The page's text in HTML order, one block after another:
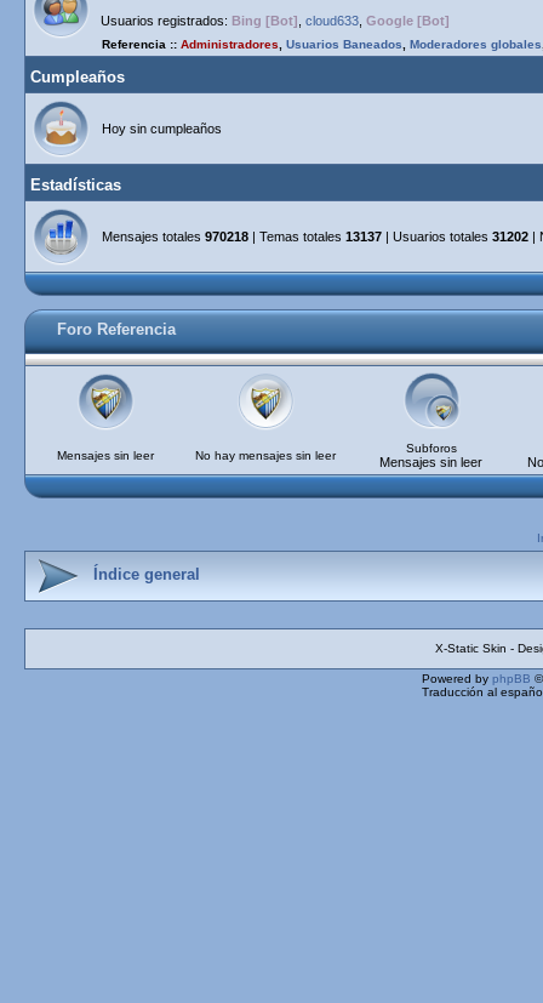
Usuarios registrados: Bing [Bot] cloud633 Google [Bot]
Referencia :: Administradores Usuarios Baneados Moderadores globales
Cumpleaños
Hoy sin cumpleaños
Estadísticas
Mensajes totales 970218 | Temas totales 13137 | Usuarios totales 31202 |
Foro Referencia
Mensajes sin leer No hay mensajes sin leer
Subforos
Mensajes sin leer
Índice general
X-Static Skin -
Powered by phpBB
Traducción al